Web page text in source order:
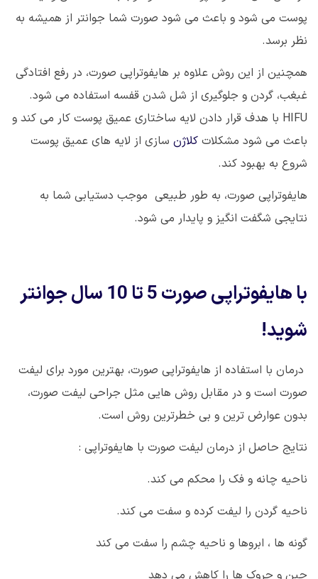
پوست می شود و باعث می شود صورت شما جوانتر از همیشه به
نظر برسد.
همچنین از این روش علاوه بر هایفوتراپی صورت، در رفع افتادگی
غبغب، گردن و جلوگیری از شل شدن قفسه استفاده می شود.
HIFU با هدف قرار دادن لایه ساختاری عمیق پوست کار می کند و
باعث می شود مشکلات کلاژن سازی از لایه های عمیق پوست
شروع به بهبود کند.
هایفوتراپی صورت، به طور طبیعی موجب دستیابی شما به
نتایجی شگفت انگیز و پایدار می شود.
با هایفوتراپی صورت 5 تا 10 سال جوانتر
شوید!
درمان با استفاده از هایفوتراپی صورت، بهترین مورد برای لیفت
صورت است و در مقابل روش هایی مثل جراحی لیفت صورت،
بدون عوارض ترین و بی خطرترین روش است.
نتایج حاصل از درمان لیفت صورت با هایفوتراپی :
ناحیه چانه و فک را محکم می کند.
ناحیه گردن را لیفت کرده و سفت می کند.
گونه ها ، ابروها و ناحیه چشم را سفت می کند
چین و چروک ها را کاهش می دهد